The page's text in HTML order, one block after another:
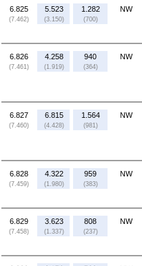
6.825
(7.462)
5.523
(3.150)
1.282
(700)
NW
6.826
(7.461)
4.258
(1.919)
940
(364)
NW
6.827
(7.460)
6.815
(4.428)
1.564
(981)
NW
6.828
(7.459)
4.322
(1.980)
959
(383)
NW
6.829
(7.458)
3.623
(1.337)
808
(237)
NW